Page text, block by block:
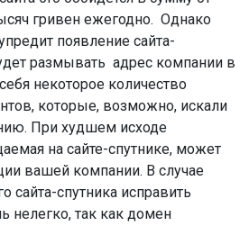
гривен ежегодно. Однако
появление сайта-
размывать адрес компании в
некоторое количество
которые, возможно, искали
При худшем исходе
на сайте-спутнике, может
вашей компании. В случае
сайта-спутника исправить
нелегко, так как домен